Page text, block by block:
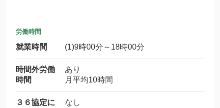
労働時間
就業時間 (1)9時00分～18時00分
時間外労働
時間
あり
月平均10時間
３６協定に
なし